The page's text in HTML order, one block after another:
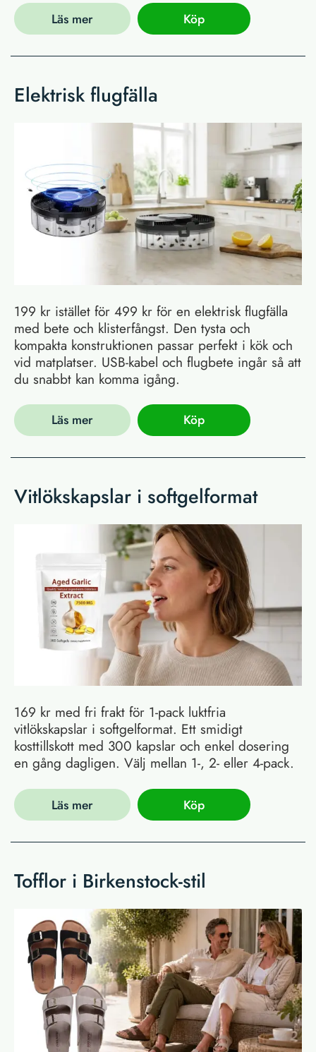
Läs mer Köp
Elektrisk flugfälla
199 kr istället för 499 kr för en elektrisk flugfälla
med bete och klisterfångst. Den tysta och
kompakta konstruktionen passar perfekt i kök och
vid matplatser. USB-kabel och flugbete ingår så att
du snabbt kan komma igång.
Läs mer Köp
Vitlökskapslar i softgelformat
169 kr med fri frakt för 1-pack luktfria
vitlökskapslar i softgelformat. Ett smidigt
kosttillskott med 300 kapslar och enkel dosering
en gång dagligen. Välj mellan 1-, 2- eller 4-pack.
Läs mer Köp
Tofflor i Birkenstock-stil